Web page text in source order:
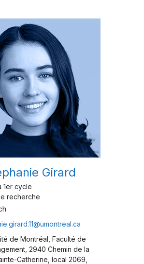
Girard
1er cycle
recherche
de Montréal, Faculté de
2940 Chemin de la
Catherine, local 2069,